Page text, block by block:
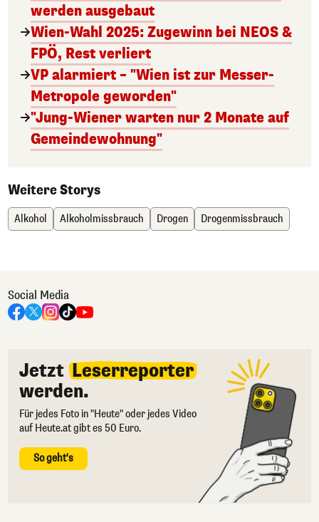
werden ausgebaut
Wien-Wahl 2025: Zugewinn bei NEOS &
FPÖ, Rest verliert
VP alarmiert – "Wien ist zur Messer-
Metropole geworden"
"Jung-Wiener warten nur 2 Monate auf
Gemeindewohnung"
Weitere Storys
Alkohol Alkoholmissbrauch Drogen Drogenmissbrauch
Social Media
Jetzt Leserreporter
werden.
Für jedes Foto in "Heute" oder jedes Video
auf Heute.at gibt es 50 Euro.
So geht's